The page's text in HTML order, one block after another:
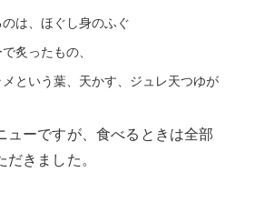
は、ほぐし身のふぐ
炙ったもの、
という葉、天かす、ジュレ天つゆが
ューですが、食べるときは全部
きました。